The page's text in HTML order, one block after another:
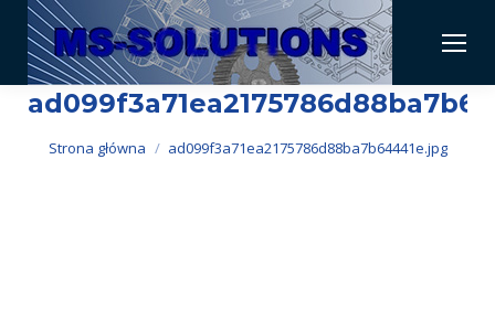
Jesteś tutaj:
Strona główna ad099f3a71ea2175786d88ba7b64441e.jpg